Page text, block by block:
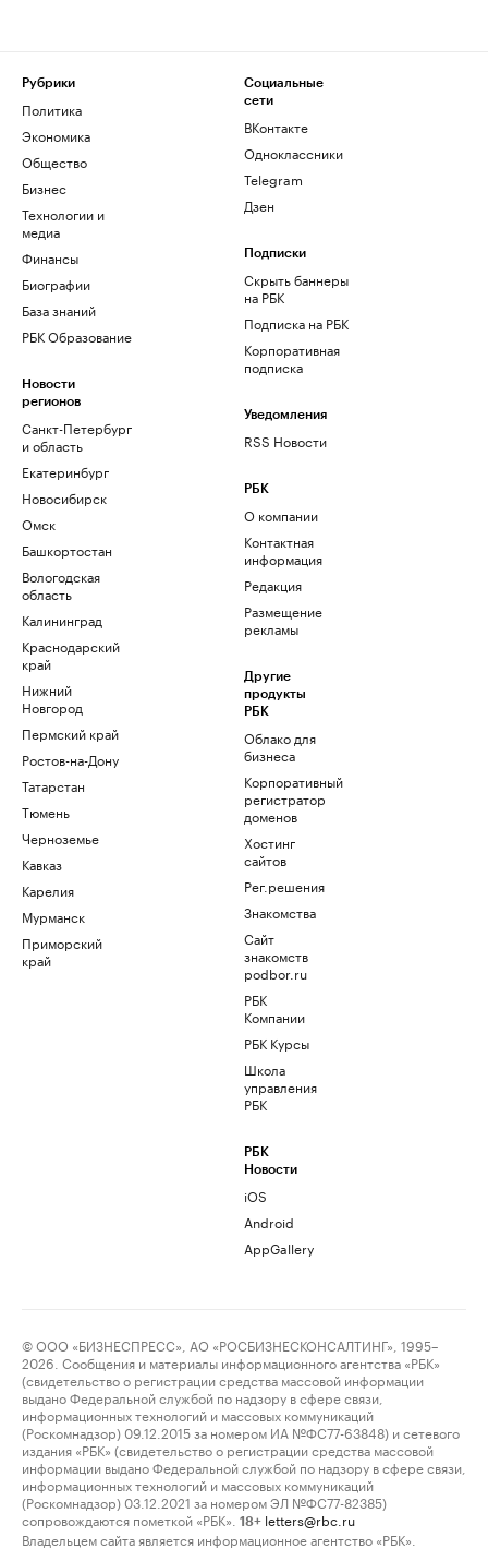
Рубрики
Политика
Экономика
Общество
Бизнес
Технологии и
медиа
Финансы
Биографии
База знаний
РБК Образование
Новости
регионов
Санкт-Петербург
и область
Екатеринбург
Новосибирск
Омск
Башкортостан
Вологодская
область
Калининград
Краснодарский
край
Нижний
Новгород
Пермский край
Ростов-на-Дону
Татарстан
Тюмень
Черноземье
Кавказ
Карелия
Мурманск
Приморский
край
Социальные
сети
ВКонтакте
Одноклассники
Telegram
Дзен
Подписки
Скрыть баннеры
на РБК
Подписка на РБК
Корпоративная
подписка
Уведомления
RSS Новости
РБК
О компании
Контактная
информация
Редакция
Размещение
рекламы
Другие
продукты
РБК
Облако для
бизнеса
Корпоративный
регистратор
доменов
Хостинг
сайтов
Рег.решения
Знакомства
Сайт
знакомств
podbor.ru
РБК
Компании
РБК Курсы
Школа
управления
РБК
РБК
Новости
iOS
Android
AppGallery
© ООО «БИЗНЕСПРЕСС», АО «РОСБИЗНЕСКОНСАЛТИНГ», 1995–
2026. Сообщения и материалы информационного агентства «РБК»
(свидетельство о регистрации средства массовой информации
выдано Федеральной службой по надзору в сфере связи,
информационных технологий и массовых коммуникаций
(Роскомнадзор) 09.12.2015 за номером ИА №ФС77-63848) и сетевого
издания «РБК» (свидетельство о регистрации средства массовой
информации выдано Федеральной службой по надзору в сфере связи,
информационных технологий и массовых коммуникаций
(Роскомнадзор) 03.12.2021 за номером ЭЛ №ФС77-82385)
сопровождаются пометкой «РБК».
18+ letters@rbc.ru
Владельцем сайта является информационное агентство «РБК».